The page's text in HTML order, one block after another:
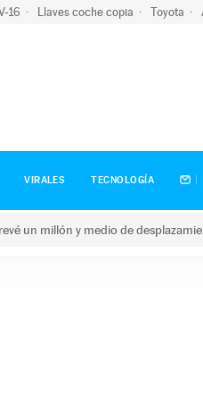
16 Llaves coche copia Toyota
VIRALES TECNOLOGÍA
un millón y medio de